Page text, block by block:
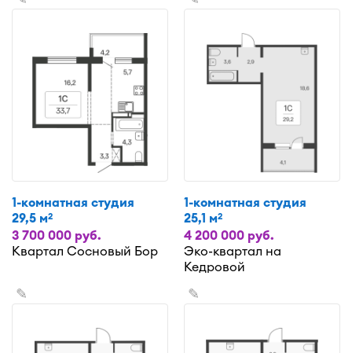
1-комнатная студия
29,5 м2
3 700 000 руб.
Квартал Сосновый Бор
1-комнатная студия
25,1 м2
4 200 000 руб.
Эко-квартал на
Кедровой
✎ ✎